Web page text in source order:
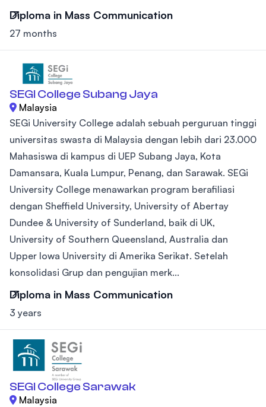
Diploma in Mass Communication
27 months
SEGI College Subang Jaya
Malaysia
SEGi University College adalah sebuah perguruan tinggi
universitas swasta di Malaysia dengan lebih dari 23.000
Mahasiswa di kampus di UEP Subang Jaya, Kota
Damansara, Kuala Lumpur, Penang, dan Sarawak. SEGi
University College menawarkan program berafiliasi
dengan Sheffield University, University of Abertay
Dundee & University of Sunderland, baik di UK,
University of Southern Queensland, Australia dan
Upper Iowa University di Amerika Serikat. Setelah
konsolidasi Grup dan pengujian merk...
Diploma in Mass Communication
3 years
SEGI College Sarawak
Malaysia